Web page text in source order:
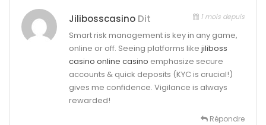
Jilibosscasino Dit 1 mois depuis
Smart risk management is key in any game,
online or off. Seeing platforms like jiliboss
casino online casino emphasize secure
accounts & quick deposits (KYC is crucial!)
gives me confidence. Vigilance is always
rewarded!
Répondre